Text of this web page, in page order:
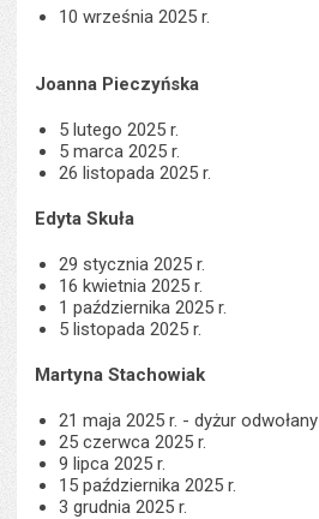
10 września 2025 r.
Joanna Pieczyńska
5 lutego 2025 r.
5 marca 2025 r.
26 listopada 2025 r.
Edyta Skuła
29 stycznia 2025 r.
16 kwietnia 2025 r.
1 października 2025 r.
5 listopada 2025 r.
Martyna Stachowiak
21 maja 2025 r. - dyżur odwołany
25 czerwca 2025 r.
9 lipca 2025 r.
15 października 2025 r.
3 grudnia 2025 r.